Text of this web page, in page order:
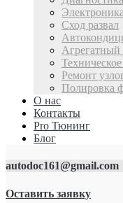
Электроника
Сход развал
Агрегатный
Ремонт
Полировка
О нас
Контакты
Pro Тюнинг
Блог
autodoc161@gmail.com
Оставить заявку